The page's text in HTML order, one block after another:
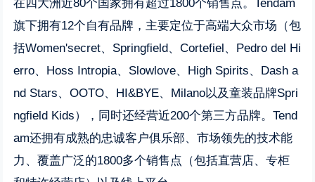
在四大洲近80个国家拥有超过1800个销售点。Tendam
旗下拥有12个自有品牌，主要定位于高端大众市场（包
括Women'secret、Springfield、Cortefiel、Pedro del Hi
erro、Hoss Intropia、Slowlove、High Spirits、Dash a
nd Stars、OOTO、HI&BYE、Milano以及童装品牌Spri
ngfield Kids），同时还经营近200个第三方品牌。Tend
am还拥有成熟的忠诚客户俱乐部、市场领先的技术能
力、覆盖广泛的1800多个销售点（包括直营店、专柜